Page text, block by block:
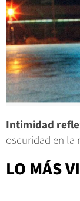
Intimidad
oscuridad en la
LO MÁS